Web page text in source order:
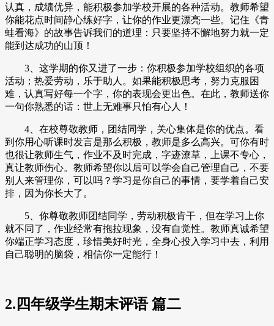
认真，成绩优异，能积极参加学校开展的各种活动。教师希望
你能花点时间静心练好字，让你的作业更漂亮一些。记住《青
蛙看海》的故事告诉我们的道理：只要坚持不懈地努力就一定
能到达成功的山顶！
3、这学期的你又进了一步：你积极参加学校组织的各项
活动；热爱劳动，乐于助人。如果能积极思考，努力克服困
难，认真写好每一个字，你的表现会更出色。在此，教师送你
一句你熟悉的话：世上无难事只怕有心人！
4、在校尊敬教师，团结同学，关心集体是你的优点。看
到你用心听课时发言是那么积极，教师是多么高兴。可你有时
也很让教师生气，作业不及时完成，字迹潦草，上课不专心，
真让教师伤心。教师希望你以后可以学会自己管理自己，不要
别人来管理你，可以吗？学习是你自己的事情，要学着自己安
排，因为你长大了。
5、你尊敬教师团结同学，劳动积极肯干，但在学习上你
就不同了，作业经常有拖拉现象，没有自觉性。教师真诚希望
你端正学习态度，珍惜美好时光，全身心投入学习中去，利用
自己聪明的脑袋，相信你一定能行！
2.四年级学生期末评语 篇二